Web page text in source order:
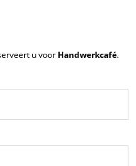
u voor Handwerkcafé.